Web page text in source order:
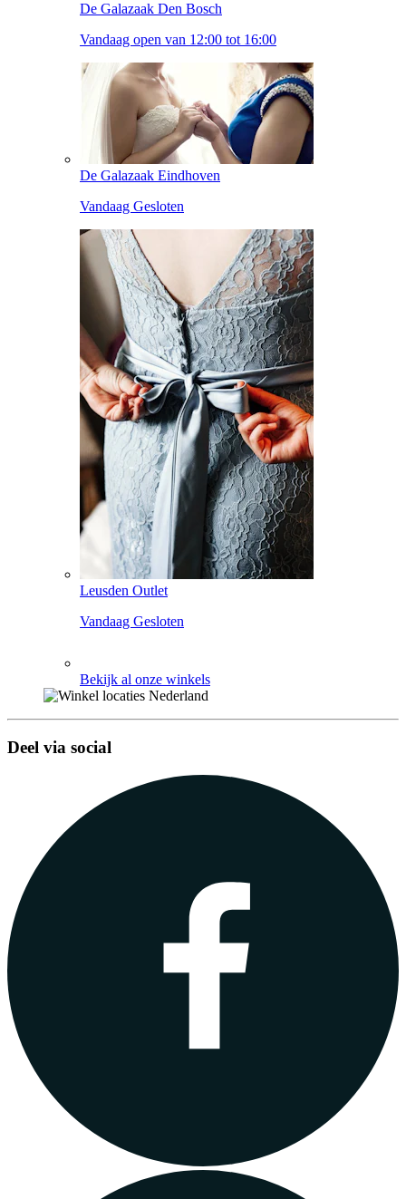
De Galazaak Den Bosch
Vandaag open van 12:00 tot 16:00
De Galazaak Eindhoven
Vandaag Gesloten
Leusden Outlet
Vandaag Gesloten
Bekijk al onze winkels
Deel via social